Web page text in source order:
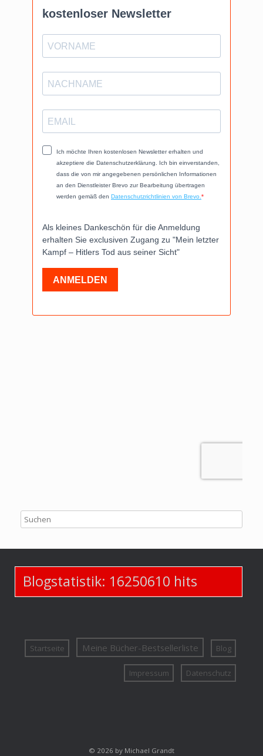
Blogstatistik: 16250610 hits
Startseite Meine Bücher-Bestsellerliste Blog
Impressum Datenschutz
© 2026 by Michael Grandt